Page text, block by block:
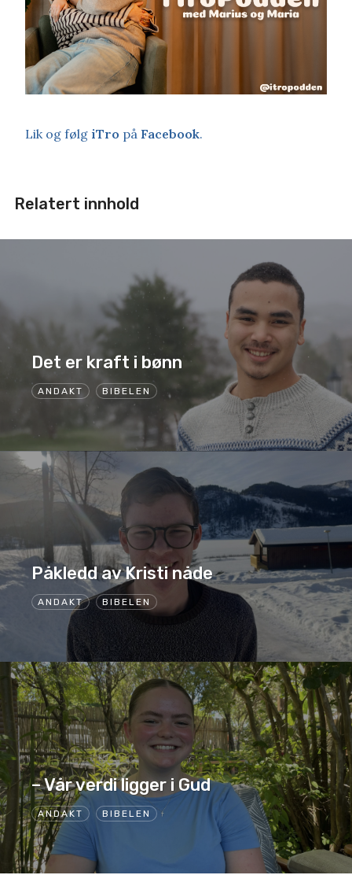
Lik og følg iTro på Facebook.
Relatert innhold
ANDAKT BIBELEN
Det er kraft i bønn
ANDAKT BIBELEN
Påkledd av Kristi nåde
ANDAKT BIBELEN
– Vår verdi ligger i Gud